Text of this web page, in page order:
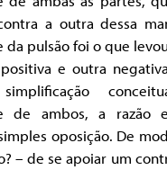
a outra dessa
pulsão foi o que
e outra
de ambos, a razão
oposição. De
– de se apoiar um